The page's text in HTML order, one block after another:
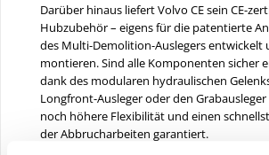
Darüber hinaus liefert Volvo CE sein CE-
Hubzubehör – eigens für die patentierte
des Multi-Demolition-Auslegers entwickelt
montieren. Sind alle Komponenten sicher
dank des modularen hydraulischen
Longfront-Ausleger oder den
noch höhere Flexibilität und einen
der Abbrucharbeiten garantiert.